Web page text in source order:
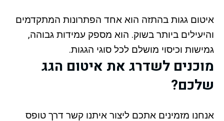
איטום גגות בהתזה הוא אחד הפתרונות המתקדמים
והיעילים ביותר בשוק. הוא מספק עמידות גבוהה,
גמישות וכיסוי מושלם לכל סוגי הגגות.
מוכנים לשדרג את איטום הגג
שלכם?
אנחנו מזמינים אתכם ליצור איתנו קשר דרך טופס